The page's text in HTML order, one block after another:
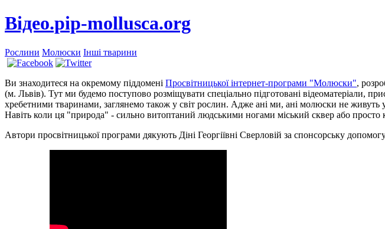
Вiдео.pip-mollusca.org
Рослини Молюски Інші тварини
Ви знаходитеся на окремому піддомені Просвітницької інтернет-програми "Молюски",
(м. Львів). Тут ми будемо поступово розміщувати спеціально підготовані відеоматеріали,
хребетними тваринами, заглянемо також у світ рослин. Адже ані ми, ані молюски не
Навіть коли ця "природа" - сильно витоптаний людськими ногами міський сквер або просто
Автори просвітницької програми дякують Діні Георгіївні Сверловій за спонсорську